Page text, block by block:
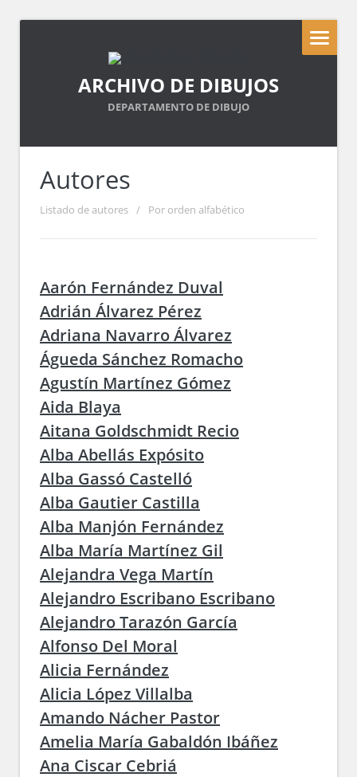
ARCHIVO DE DIBUJOS
DEPARTAMENTO DE DIBUJO
Autores
Listado de autores / Por orden alfabético
Aarón Fernández Duval
Adrián Álvarez Pérez
Adriana Navarro Álvarez
Águeda Sánchez Romacho
Agustín Martínez Gómez
Aida Blaya
Aitana Goldschmidt Recio
Alba Abellás Expósito
Alba Gassó Castelló
Alba Gautier Castilla
Alba Manjón Fernández
Alba María Martínez Gil
Alejandra Vega Martín
Alejandro Escribano Escribano
Alejandro Tarazón García
Alfonso Del Moral
Alicia Fernández
Alicia López Villalba
Amando Nácher Pastor
Amelia María Gabaldón Ibáñez
Ana Ciscar Cebriá